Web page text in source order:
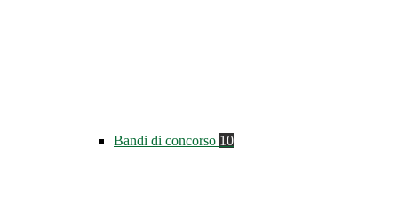
Bandi di concorso 10